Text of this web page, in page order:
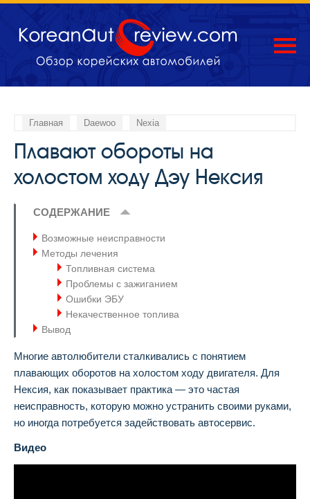
Главная Daewoo Nexia
Плавают обороты на
холостом ходу Дэу Нексия
СОДЕРЖАНИЕ
Возможные неисправности
Методы лечения
Топливная система
Проблемы с зажиганием
Ошибки ЭБУ
Некачественное топлива
Вывод
Многие автолюбители сталкивались с понятием
плавающих оборотов на холостом ходу двигателя. Для
Нексия, как показывает практика — это частая
неисправность, которую можно устранить своими руками,
но иногда потребуется задействовать автосервис.
Видео